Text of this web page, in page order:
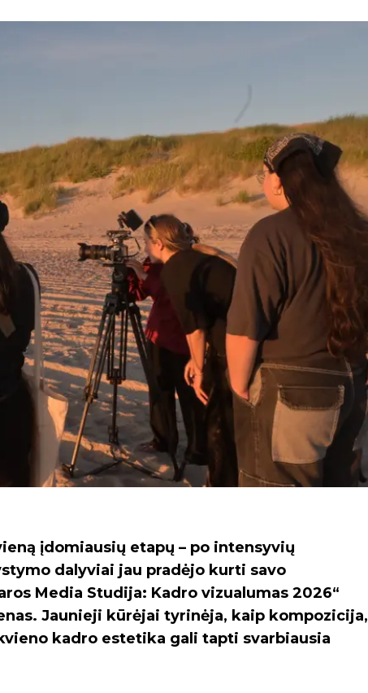
įdomiausių etapų – po intensyvių
dalyviai jau pradėjo kurti savo
Media Studija: Kadro vizualumas 2026“
Jaunieji kūrėjai tyrinėja, kaip kompozicija,
kadro estetika gali tapti svarbiausia